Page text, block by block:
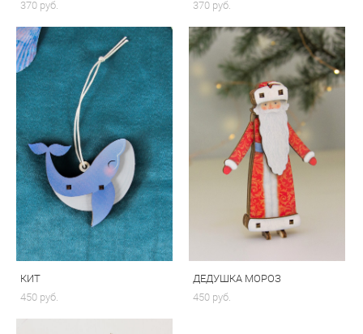
370 pуб.
370 pуб.
КИТ
450 pуб.
ДЕДУШКА МОРОЗ
450 pуб.